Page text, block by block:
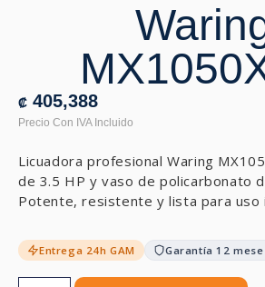
₡ 405,388
Licuadora profesional Waring
de 3.5 HP y vaso de policarbonato
Potente, resistente y lista para uso
Entrega 24h GAM Garantía 12